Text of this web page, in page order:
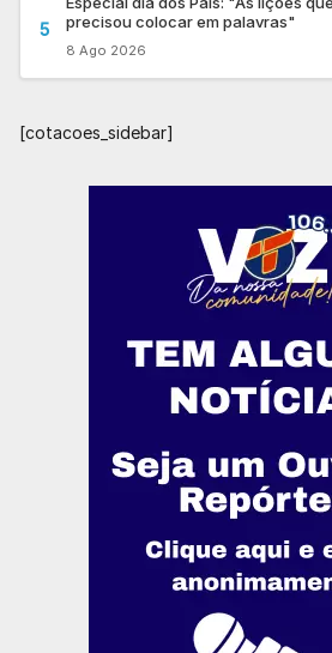
5
precisou colocar em palavras"
8 Ago 2026
[cotacoes_sidebar]